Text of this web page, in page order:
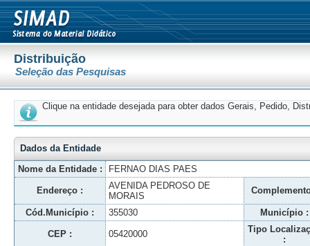
Distribuição
Seleção das Pesquisas
Clique na entidade desejada para obter dados Gerais, Pedido,
Dados da Entidade
Nome da Entidade :
FERNAO DIAS PAES
Endereço :
AVENIDA PEDROSO DE
MORAIS
Cód.Município : 355030 Município :
CEP : 05420000
Tipo
: